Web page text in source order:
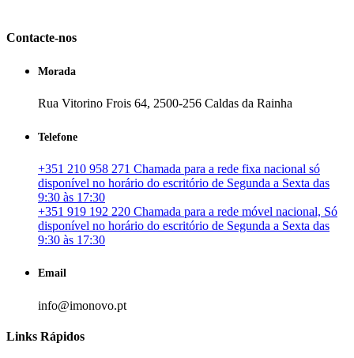
Contacte-nos
Morada
Rua Vitorino Frois 64, 2500-256 Caldas da Rainha
Telefone
+351 210 958 271 Chamada para a rede fixa nacional só
disponível no horário do escritório de Segunda a Sexta das
9:30 às 17:30
+351 919 192 220 Chamada para a rede móvel nacional, Só
disponível no horário do escritório de Segunda a Sexta das
9:30 às 17:30
Email
info@imonovo.pt
Links Rápidos